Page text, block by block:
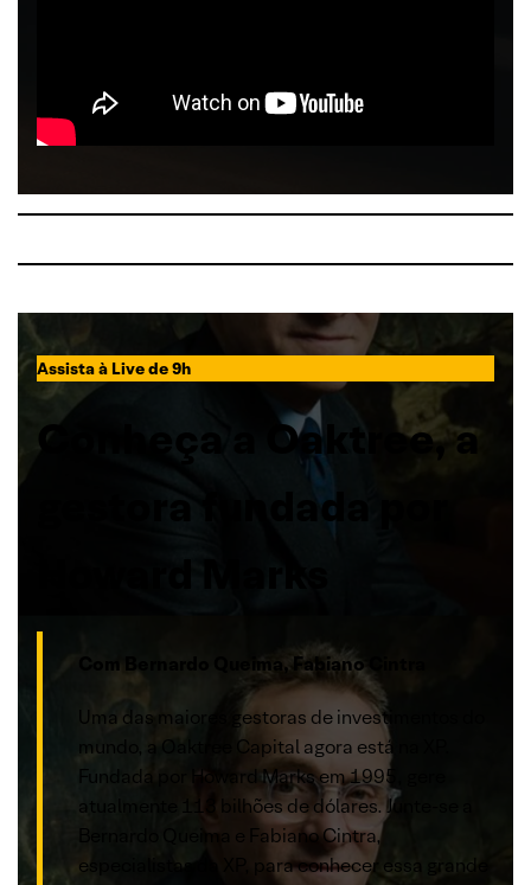
Assista à Live de 9h
Conheça a Oaktree, a
gestora fundada por
Com Bernardo Queima, Fabiano Cintra
Uma das maiores gestoras de investimentos do
mundo, a Oaktree Capital agora está na XP.
Fundada por Howard Marks em 1995, gere
atualmente 113 bilhões de dólares. Junte-se a
Bernardo Queima e Fabiano Cintra,
especialistas da XP, para conhecer essa grande